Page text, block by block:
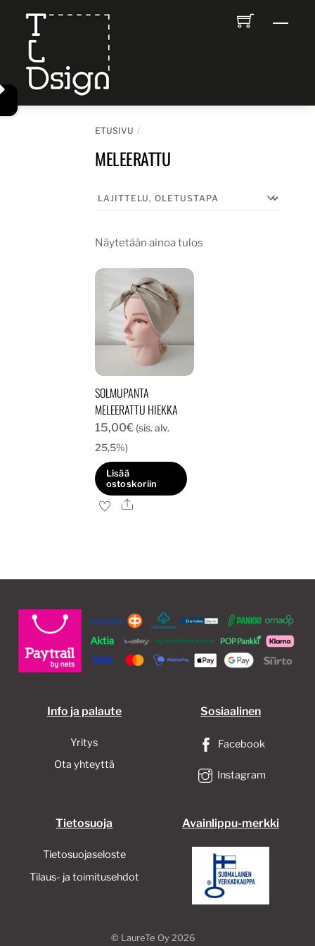
content
ETUSIVU
MELEERATTU
Näytetään ainoa tulos
SOLMUPANTA
MELEERATTU HIEKKA
15,00€ (sis. alv.
25,5%)
Lisää
ostoskoriin
Ale
Info ja palaute
Yritys
Ota yhteyttä
Sosiaalinen
Facebook
Instagram
Tietosuoja
Tietosuojaseloste
Tilaus- ja toimitusehdot
Avainlippu-merkki
© LaureTe Oy2026